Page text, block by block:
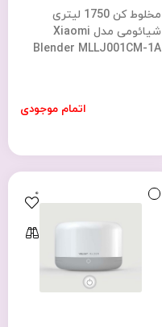
مخلوط کن 1750 لیتری
شیائومی مدل Xiaomi
Blender MLLJ001CM-1A
اتمام موجودی
0